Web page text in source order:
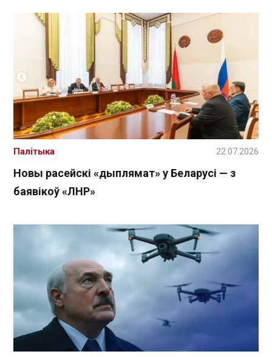
Новы расейскі «дыплямат» у Беларусі — з
баявікоў «ЛНР»
Палітыка 22.07.2026